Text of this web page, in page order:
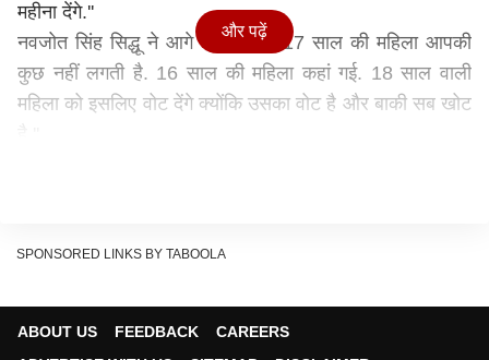
महीना देंगे.''
नवजोत सिंह सिद्धू ने आगे कहा, ''क्यों 17 साल की महिला आपकी
कुछ नहीं लगती है. 16 साल की महिला कहां गई. 18 साल वाली
महिला को इसलिए वोट देंगे क्योंकि उसका वोट है और बाकी सब खोट
नवजोत सिंह सिद्धू ने केजरीवाल से सवाल किया था कि वो इस वादे
और पढ़ें
SPONSORED LINKS BY TABOOLA
ABOUT US FEEDBACK
CAREERS